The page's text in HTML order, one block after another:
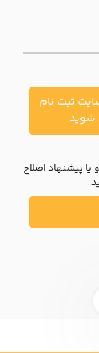
ثبت نام
شوید
پیشنهاد اصلاح